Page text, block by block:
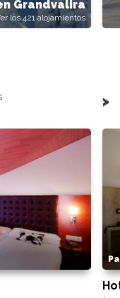
Grandvalira
los 421 alojamientos
>